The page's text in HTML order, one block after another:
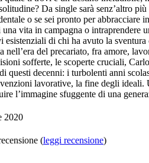
Da single sarà senz’altro
o se sei pronto per abbracciare
una vita in campagna o
esistenziali di chi ha avuto la
nell’era del precariato, fra amore,
sofferte, le scoperte cruciali,
questi decenni: i turbolenti anni
lavorative, la fine degli ideali.
l’immagine sfuggente di una
2020
(leggi recensione)